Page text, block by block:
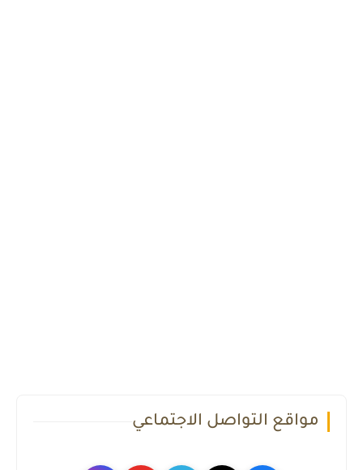
مواقع التواصل الاجتماعي